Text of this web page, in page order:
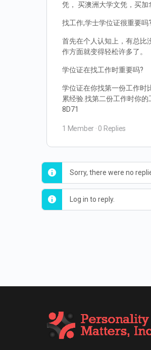
凭， 买澳洲大学文凭，买
找工作,学士学位证很重要吗?
首先在个人认知上，有总比
作方面就变得轻松许多了。
学位证在找工作时重要吗?
学位证在你找第一份工作时
累经验.找第二份工作时你
8D71
1 Member · 0 Replies
Sorry, there were no
Log in to reply.